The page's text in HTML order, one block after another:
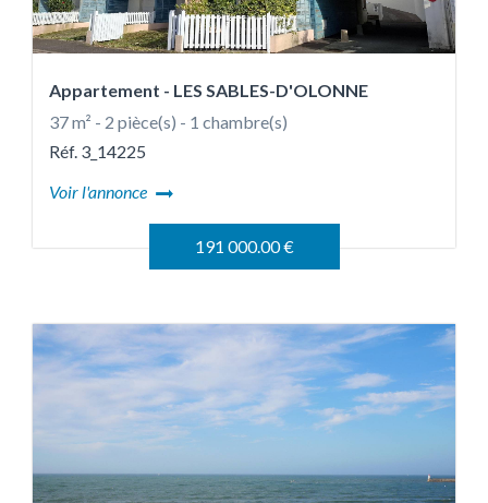
Appartement - LES SABLES-D'OLONNE
37 m² - 2 pièce(s) - 1 chambre(s)
Réf. 3_14225
Voir l'annonce
191 000.00 €